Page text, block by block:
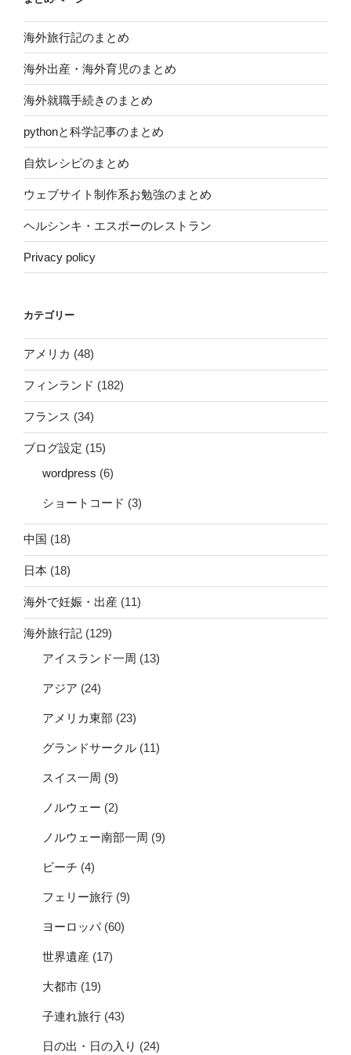
海外旅行記のまとめ
海外出産・海外育児のまとめ
海外就職手続きのまとめ
pythonと科学記事のまとめ
自炊レシピのまとめ
ウェブサイト制作系お勉強のまとめ
ヘルシンキ・エスポーのレストラン
Privacy policy
カテゴリー
アメリカ (48)
フィンランド (182)
フランス (34)
ブログ設定 (15)
wordpress (6)
ショートコード (3)
中国 (18)
日本 (18)
海外で妊娠・出産 (11)
海外旅行記 (129)
アイスランド一周 (13)
アジア (24)
アメリカ東部 (23)
グランドサークル (11)
スイス一周 (9)
ノルウェー (2)
ノルウェー南部一周 (9)
ビーチ (4)
フェリー旅行 (9)
ヨーロッパ(60)
世界遺産 (17)
大都市 (19)
子連れ旅行 (43)
日の出・日の入り (24)